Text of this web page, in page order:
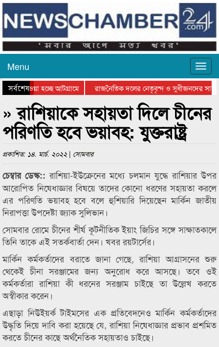
Menu
সর্বশেষ
যাওয়া হচ্ছে আটগ্রামে
রাজনৈতিক দলের নেতৃবৃন্দ ও সুধীজনদের সাথে
পুরস্কার বিতরণ সম্পন্ন
সিলেটে বাংলাদেশ গ্রুপ থিয়েটার
» রাশিয়াকে সহায়তা দিলে চীনের
পরিণতি হবে ভয়াবহ: যুক্তরাষ্ট্র
প্রকাশিত: ১৪. মার্চ. ২০২২ | সোমবার
চেম্বার ডেস্ক::রাশিয়া-ইউক্রেনের মধ্যে চলমান যুদ্ধে রাশিয়ার উপর
আরোপিত নিষেধাজ্ঞার বিষয়ে তাদের কোনো ধরণের সহায়তা করলে
এর পরিণতি ভয়াবহ হবে বলে হুশিয়ারি দিয়েছেন মার্কিন জাতীয়
নিরাপত্তা উপদেষ্টা জ্যাক সুলিভান।
সোমবার রোমে চীনের শীর্ষ কূটনীতিক ইয়াং জিচির সঙ্গে সাক্ষাতকালে
তিনি তাকে এই সতর্কবার্তা দেন। খবর রয়টার্সের।
মার্কিন কর্মকর্তাদের বরাতে জানা গেছে, রাশিয়া আগ্রাসনের শুরু
থেকেই চীনা সরঞ্জামের জন্য অনুরোধ করে আসছে। তবে ওই
কর্মকর্তারা রাশিয়া কী ধরনের সরঞ্জাম চাইছে তা উল্লেখ করতে
অস্বীকার করেন।
এছাড়া নিউইয়র্ক টাইমসের এক প্রতিবেদনেও মার্কিন কর্মকর্তাদের
উদ্ধৃতি দিয়ে দাবি করা হয়েছে যে, রাশিয়া নিষেধাজ্ঞার প্রভাব প্রশমিত
করতে চীনের কাছে অর্থনৈতিক সহায়তাও চাইছে।